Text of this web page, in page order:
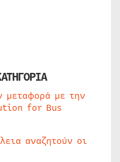
μεταφορά με την
for Bus
αναζητούν οι